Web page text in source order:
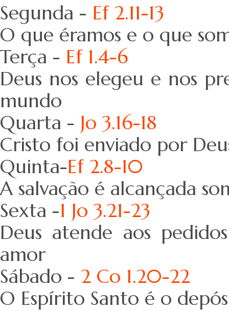
Segunda - Ef 2.11-13
O que éramos e o que
Terça - Ef 1.4-6
Deus nos elegeu e nos
mundo
Quarta - Jo 3.16-18
Cristo foi enviado por
Quinta-Ef 2.8-10
A salvação é alcançada
Sexta -1 Jo 3.21-23
Deus atende aos
amor
Sábado - 2 Co 1.20-22
O Espírito Santo é o